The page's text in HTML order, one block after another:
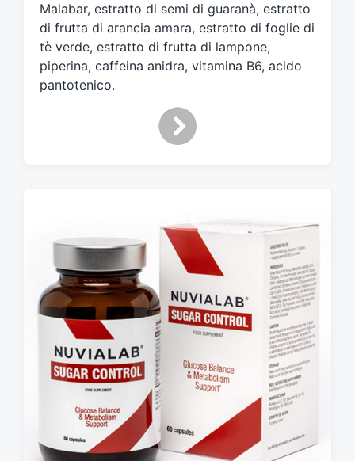
Malabar, estratto di semi di guaranà, estratto
di frutta di arancia amara, estratto di foglie di
tè verde, estratto di frutta di lampone,
piperina, caffeina anidra, vitamina B6, acido
pantotenico.